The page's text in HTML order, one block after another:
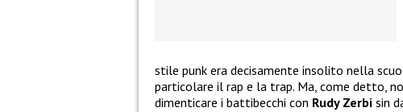
stile punk era decisamente insolito nella
particolare il rap e la trap. Ma, come detto,
dimenticare i battibecchi con Rudy Zerbi sin